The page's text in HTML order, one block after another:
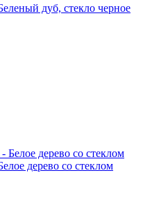
дуб, стекло черное
дерево со стеклом